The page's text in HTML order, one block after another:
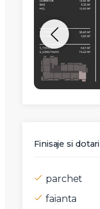
Finisaje si dotari
parchet
faianta